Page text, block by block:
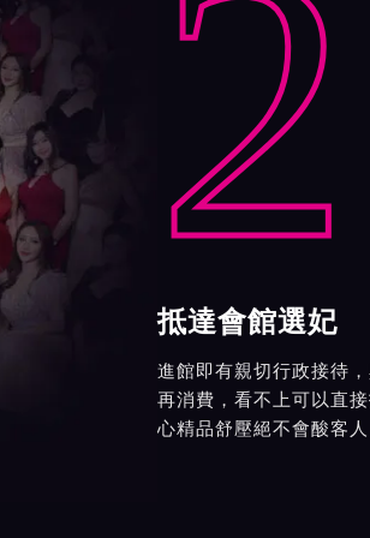
2
抵達會館選妃
進館即有親切行政接待
再消費，看不上可以直
心精品舒壓絕不會酸客